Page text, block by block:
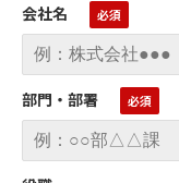
会社名
部門・部署